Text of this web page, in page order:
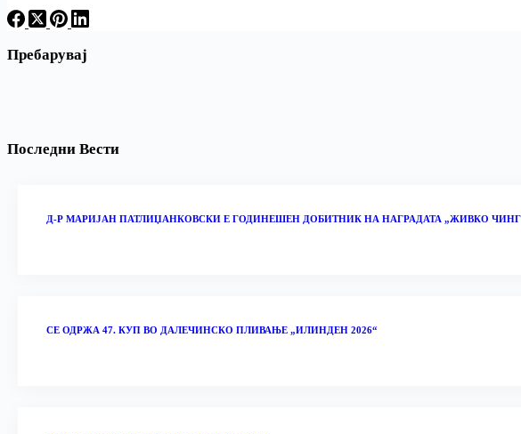
Пребарувај
Последни Вести
Д-Р МАРИЈАН ПАТЛИЏАНКОВСКИ Е ГОДИНЕШЕН ДОБИТНИК НА НАГРАДАТА „ЖИВКО
СЕ ОДРЖА 47. КУП ВО ДАЛЕЧИНСКО ПЛИВАЊЕ „ИЛИНДЕН 2026“